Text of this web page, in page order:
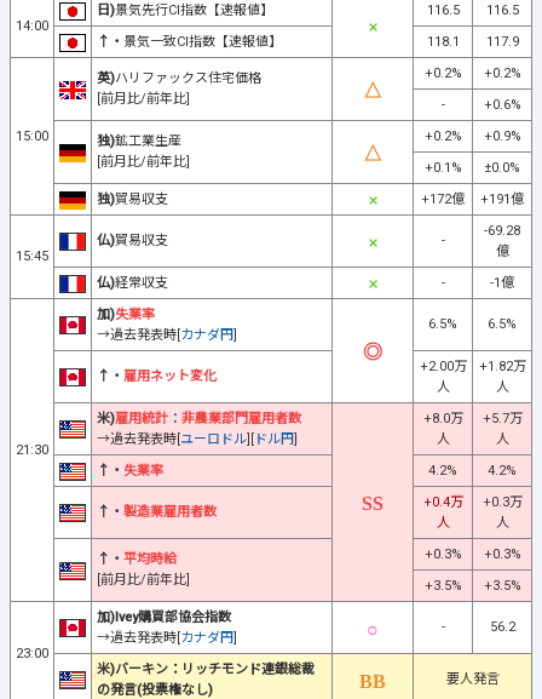
14:00
日)景気先行CI指数【速報値】 116.5
116.5
↑・ 景気一致CI指数【速報値】 118.1 117.9
15:00
英)ハリファックス住宅価格
[前月比/前年比]
+0.2%
+0.2%
-
+0.6%
独)鉱工業生産
[前月比/前年比]
+0.2%
+0.9%
+0.1%
±0.0%
独)貿易収支 +172億 +191億
15:45
仏)貿易収支 -
-69.28
億
仏)経常収支 - -1億
21:30
加)失業率
→過去発表時[カナダ円]
6.5% 6.5%
↑・ 雇用ネット変化
+2.00万
人
+1.82万
人
米)雇用統計 ： 非農業部門雇用者数
→過去発表時[ユーロドル][ ドル円]
+8.0万
人
+5.7万
人
↑・ 失業率 4.2% 4.2%
↑・ 製造業雇用者数
+0.4万
人
+0.3万
人
↑・ 平均時給
[前月比/前年比]
+0.3%
+0.3%
+3.5%
+3.5%
23:00
加)Ivey購買部協会指数
→過去発表時[カナダ円]
- 56.2
米)バーキン：リッチモンド連銀総裁
の発言(投票権なし)
要人発言